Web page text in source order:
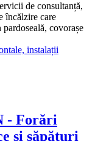
de consultanță,
încălzire care
covorașe
- Forări
și săpături